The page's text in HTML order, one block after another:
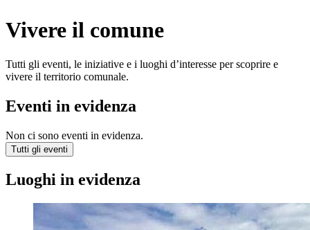
Vivere il comune
Tutti gli eventi, le iniziative e i luoghi d’interesse per scoprire e
vivere il territorio comunale.
Eventi in evidenza
Non ci sono eventi in evidenza.
Tutti gli eventi
Luoghi in evidenza